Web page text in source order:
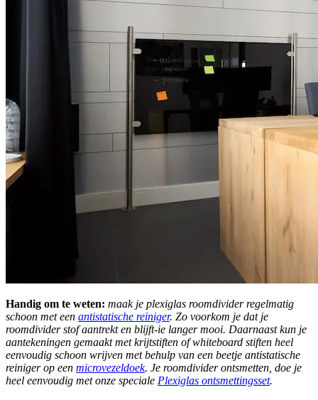
Handig om te weten: maak je plexiglas roomdivider regelmatig
schoon met een antistatische reiniger. Zo voorkom je dat je
roomdivider stof aantrekt en blijft-ie langer mooi. Daarnaast kun je
aantekeningen gemaakt met krijtstiften of whiteboard stiften heel
eenvoudig schoon wrijven met behulp van een beetje antistatische
reiniger op een microvezeldoek. Je roomdivider ontsmetten, doe je
heel eenvoudig met onze speciale Plexiglas ontsmettingsset.